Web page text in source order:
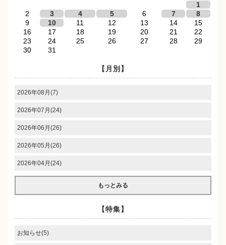
1
2
3 4 5 6 7
8
9
10 11 12 13 14
15
16
17 18 19 20 21
22
23
24 25 26 27 28
29
30
31
【月別】
2026年08月(7)
2026年07月(24)
2026年06月(26)
2026年05月(26)
2026年04月(24)
もっとみる
【特集】
お知らせ(5)